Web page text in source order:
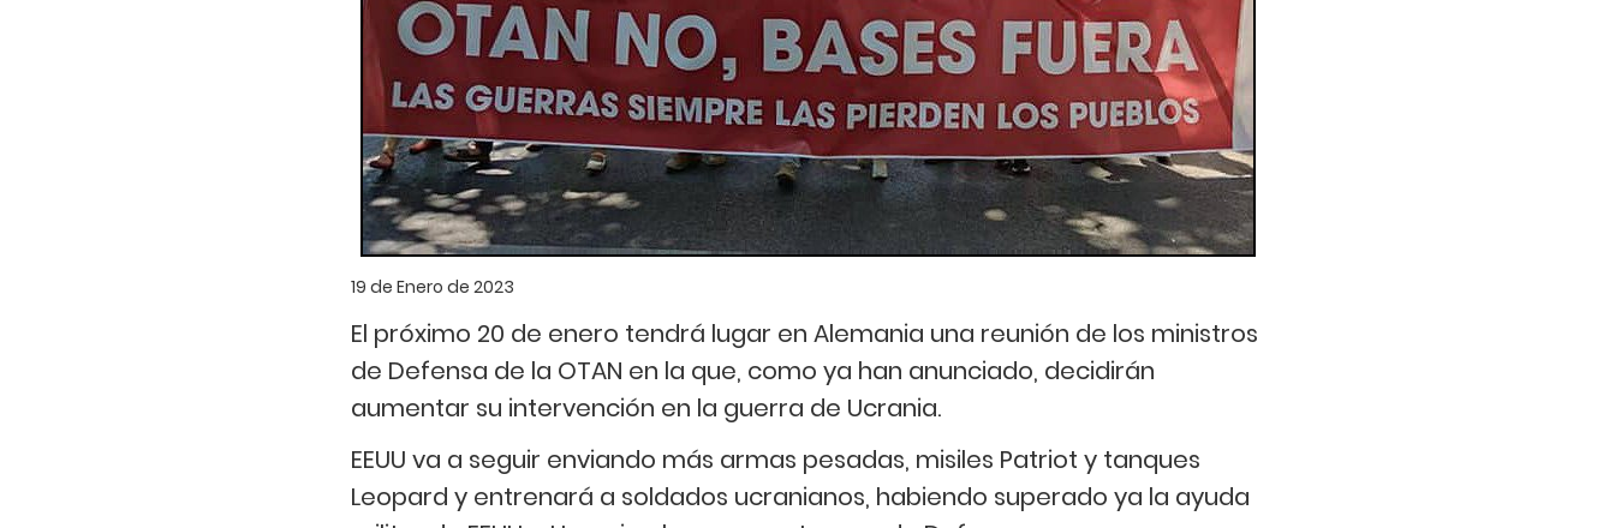
19 de Enero de 2023
El próximo 20 de enero tendrá lugar en Alemania una reunión de los ministros
de Defensa de la OTAN en la que, como ya han anunciado, decidirán
aumentar su intervención en la guerra de Ucrania.
EEUU va a seguir enviando más armas pesadas, misiles Patriot y tanques
Leopard y entrenará a soldados ucranianos, habiendo superado ya la ayuda